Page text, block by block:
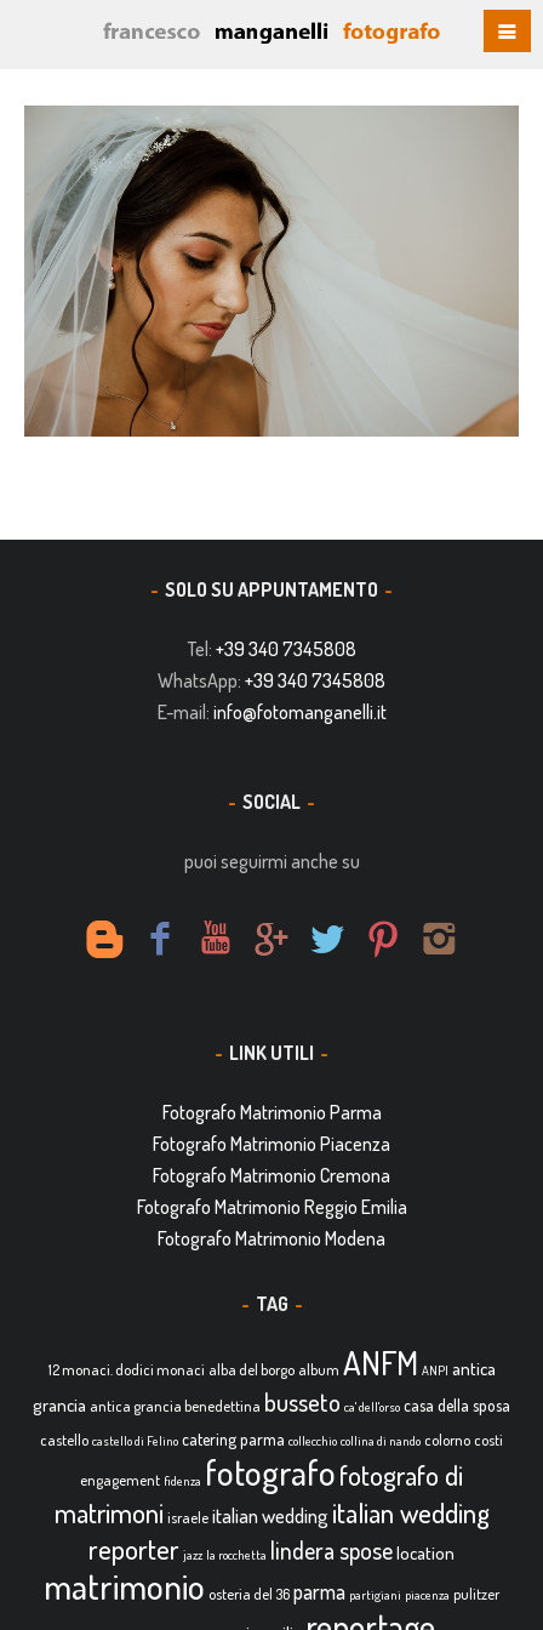
SOLO SU APPUNTAMENTO
Tel: +39 340 7345808
WhatsApp: +39 340 7345808
E-mail: info@fotomanganelli.it
SOCIAL
puoi seguirmi anche su
LINK UTILI
Fotografo Matrimonio Parma
Fotografo Matrimonio Piacenza
Fotografo Matrimonio Cremona
Fotografo Matrimonio Reggio Emilia
Fotografo Matrimonio Modena
TAG
12 monaci. dodici monaci alba del borgo album ANFM ANPI antica
grancia antica grancia benedettina busseto ca' dell'orso casa della sposa
castello castello di Felino catering parma collecchio collina di nando colorno costi
engagement fidenza fotografofotografo di
matrimoni israele italian wedding italian wedding
reporter jazz la rocchetta lindera sposelocation
matrimonio osteria del 36parma partigiani piacenza pulitzer